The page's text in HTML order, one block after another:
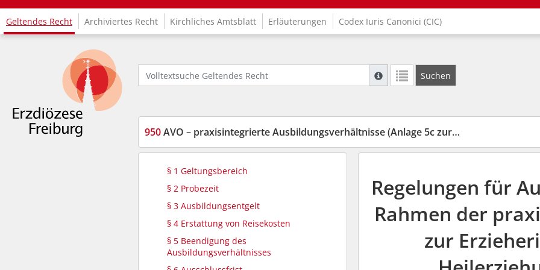
Logo Fachinformationssystem Kirchenrecht
Geltendes Recht Archiviertes Recht Kirchliches Amtsblatt Erläuterungen Codex Iuris Canonici (CIC)
Volltextsuche Geltendes Recht
Suche mit Platzhalter "*", Bsp. Pfarrer*,
Suchen
950AVO – praxisintegrierte Ausbildungsverhältnisse (Anlage 5c zur AVO)
§ 1 Geltungsbereich
§ 2 Probezeit
§ 3 Ausbildungsentgelt
§ 4 Erstattung von Reisekosten
§ 5 Beendigung des
Ausbildungsverhältnisses
Regelungen für
Rahmen der
zur